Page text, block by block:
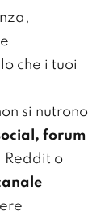
che i tuoi
si nutrono
forum
Reddit o